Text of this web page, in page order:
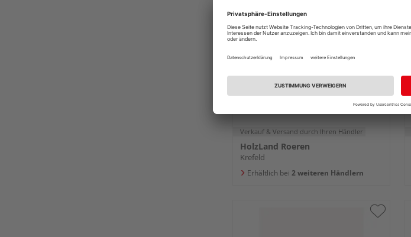
Pfleiderer HPL-Platten Duropal
R20027 Pale Lancelot Oak, RU
2800 x 2070 x 0,8 mm
24,80 € / m²
Verkauf & Versand durch Ihren Händler
HolzLand Roeren
Krefeld
Erhältlich bei 2 weiteren Händlern